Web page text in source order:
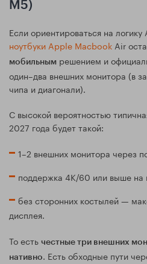
M5)
Если ориентироваться на
ноутбуки Apple Macbook Air
мобильным решением и
один–два внешних монитора (в
чипа и диагонали).
С высокой вероятностью
2027 года будет такой:
1–2 внешних монитора через
поддержка 4K/60 или выше на
без сторонних костылей —
дисплея.
То есть честные три внешних
нативно. Есть обходные пути